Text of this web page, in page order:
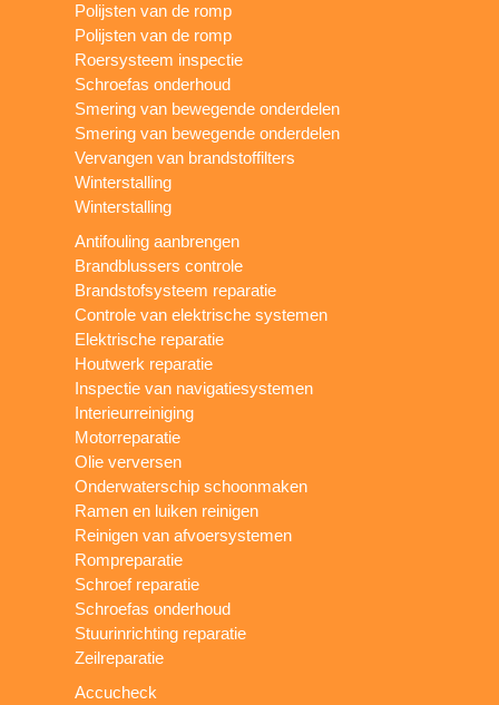
Polijsten van de romp
Polijsten van de romp
Roersysteem inspectie
Schroefas onderhoud
Smering van bewegende onderdelen
Smering van bewegende onderdelen
Vervangen van brandstoffilters
Winterstalling
Winterstalling
Antifouling aanbrengen
Brandblussers controle
Brandstofsysteem reparatie
Controle van elektrische systemen
Elektrische reparatie
Houtwerk reparatie
Inspectie van navigatiesystemen
Interieurreiniging
Motorreparatie
Olie verversen
Onderwaterschip schoonmaken
Ramen en luiken reinigen
Reinigen van afvoersystemen
Rompreparatie
Schroef reparatie
Schroefas onderhoud
Stuurinrichting reparatie
Zeilreparatie
Accucheck